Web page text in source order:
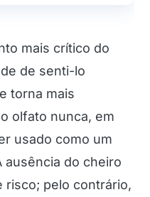
mais crítico do
de senti-lo
torna mais
olfato nunca, em
usado como um
ausência do cheiro
risco; pelo contrário,